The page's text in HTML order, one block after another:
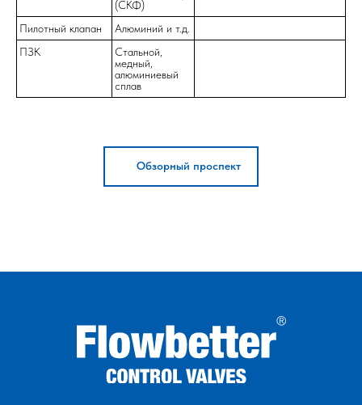
(СКФ)
Пилотный клапан
Алюминий и т.д.
ПЗК
Стальной,
медный,
алюминиевый
сплав
Обзорный проспект